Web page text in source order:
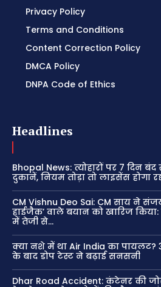
Privacy Policy
Terms and Conditions
Content Correction Policy
DMCA Policy
DNPA Code of Ethics
Headlines
Bhopal News: त्योहारों पर 7 दिन
दुकानें, नियम तोड़ा तो लाइसेंस होगा
CM Vishnu Deo Sai: CM साय ने
हाईजैक’ वाले बयान को खारिज
में तेजी से...
क्या नशे में था Air India का पायलट?
के बाद डोप टेस्ट ने बढ़ाई सनसनी
Dhar Road Accident: कंटेनर की